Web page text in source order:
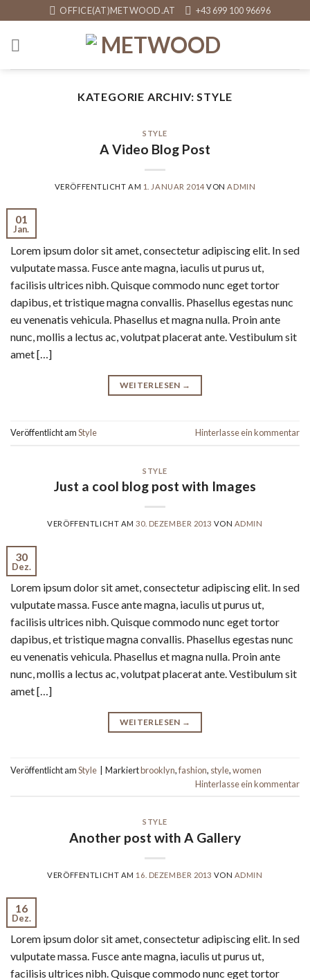
to
content
OFFICE(AT)METWOOD.AT +43 699 100 96696
KATEGORIE ARCHIV:STYLE
STYLE
A Video Blog Post
VERÖFFENTLICHT AM 1. JANUAR 2014 VON ADMIN
01
Jan.
Lorem ipsum dolor sit amet, consectetur adipiscing elit. In sed
vulputate massa. Fusce ante magna, iaculis ut purus ut,
facilisis ultrices nibh. Quisque commodo nunc eget tortor
dapibus, et tristique magna convallis. Phasellus egestas nunc
eu venenatis vehicula. Phasellus et magna nulla. Proin ante
nunc, mollis a lectus ac, volutpat placerat ante. Vestibulum sit
amet […]
WEITERLESEN →
Veröffentlicht amStyle Hinterlasse ein kommentar
STYLE
Just a cool blog post with Images
VERÖFFENTLICHT AM30. DEZEMBER 2013 VON ADMIN
30
Dez.
Lorem ipsum dolor sit amet, consectetur adipiscing elit. In sed
vulputate massa. Fusce ante magna, iaculis ut purus ut,
facilisis ultrices nibh. Quisque commodo nunc eget tortor
dapibus, et tristique magna convallis. Phasellus egestas nunc
eu venenatis vehicula. Phasellus et magna nulla. Proin ante
nunc, mollis a lectus ac, volutpat placerat ante. Vestibulum sit
amet […]
WEITERLESEN →
Veröffentlicht amStyle Markiertbrooklyn,fashion, style,women
Hinterlasse ein kommentar
STYLE
Another post with A Gallery
VERÖFFENTLICHT AM 16. DEZEMBER 2013 VON ADMIN
16
Dez.
Lorem ipsum dolor sit amet, consectetur adipiscing elit. In sed
vulputate massa. Fusce ante magna, iaculis ut purus ut,
facilisis ultrices nibh. Quisque commodo nunc eget tortor